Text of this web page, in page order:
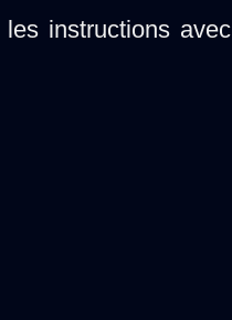
instructions avec